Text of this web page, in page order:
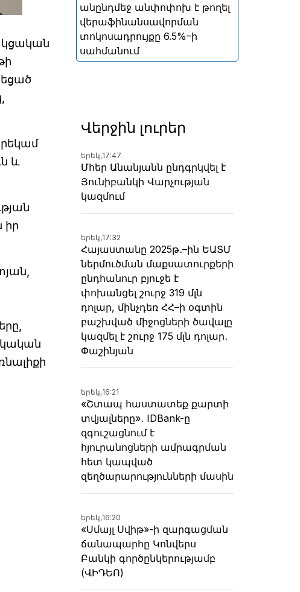
և
իր
անընդմեջ անփոփոխ է թողել
վերաֆինանսավորման
տոկոսադրույքը 6.5%–ի
սահմանում
Վերջին լուրեր
երեկ,17:47
Մհեր Անանյանն ընդգրկվել է
Յունիբանկի Վարչության
կազմում
երեկ,17:32
Հայաստանը 2025թ․–ին ԵԱՏՄ
ներմուծման մաքսատուրքերի
ընդհանուր բյուջե է
փոխանցել շուրջ 319 մլն
դոլար, մինչդեռ ՀՀ–ի օգտին
բաշխված միջոցների ծավալը
կազմել է շուրջ 175 մլն դոլար․
Փաշինյան
երեկ,16:21
«Շտապ հաստատեք քարտի
տվյալները»․ IDBank-ը
զգուշացնում է
հյուրանոցների ամրագրման
հետ կապված
զեղծարարությունների մասին
երեկ,16:20
«Սմայլ Սվիթ»-ի զարգացման
ճանապարհը Կոնվերս
Բանկի գործընկերությամբ
(ՎԻԴԵՈ)